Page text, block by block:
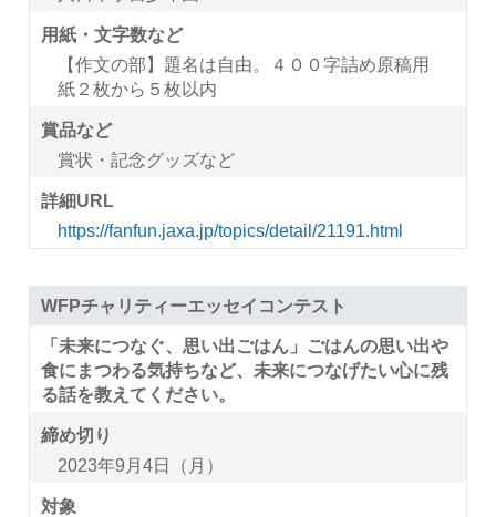
用紙・文字数など
【作文の部】題名は自由。４００字詰め原稿用
紙２枚から５枚以内
賞品など
賞状・記念グッズなど
詳細URL
https://fanfun.jaxa.jp/topics/detail/21191.html
WFPチャリティーエッセイコンテスト
「未来につなぐ、思い出ごはん」ごはんの思い出や
食にまつわる気持ちなど、未来につなげたい心に残
る話を教えてください。
締め切り
2023年9月4日（月）
対象